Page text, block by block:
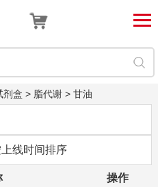
剂盒 > 脂代谢> 甘油
线时间排序
操作